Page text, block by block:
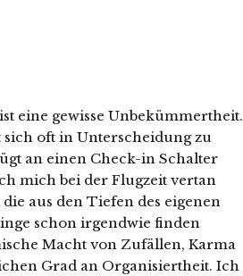
eine gewisse Unbekümmertheit.
sich oft in Unterscheidung zu
an einen Check-in Schalter
mich bei der Flugzeit vertan
aus den Tiefen des eigenen
schon irgendwie finden
Macht von Zufällen, Karma
Grad an Organisiertheit. Ich